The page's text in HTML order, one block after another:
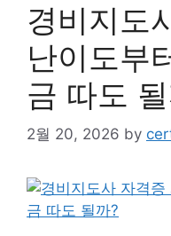
경비지도
난이도부
금 따도
2월 20, 2026 by